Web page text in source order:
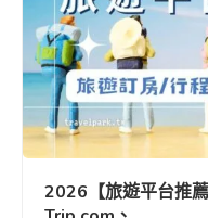
2026【旅遊平台推